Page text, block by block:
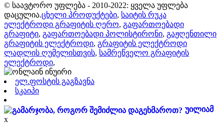
© საავტორო უფლება - 2010-2022: ყველა უფლება
დაცულია.ცხელი პროდუქტები, საიტის რუკა
ელექტროდი გრაფიტის ღერო, გაფართოებადი
გრაფიტი, გაფართოებადი პოლისტირონი, გაჟღენთილი
გრაფიტის ელექტროდი, გრაფიტის ელექტროდი
ლადლის ღუმელისთვის, სამრეწველო გრაფიტის
ელექტროდი,
ელ.ფოსტის გაგზავნა
სკაიპი
უილიამ
x